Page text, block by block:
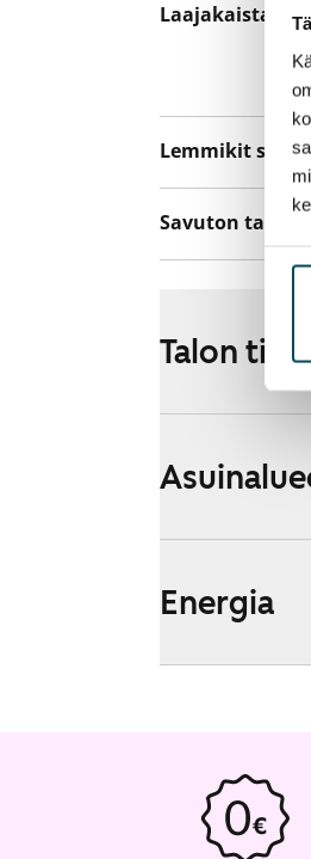
Laajakaista
Lemmikit
Savuton talo
Talon
Energia